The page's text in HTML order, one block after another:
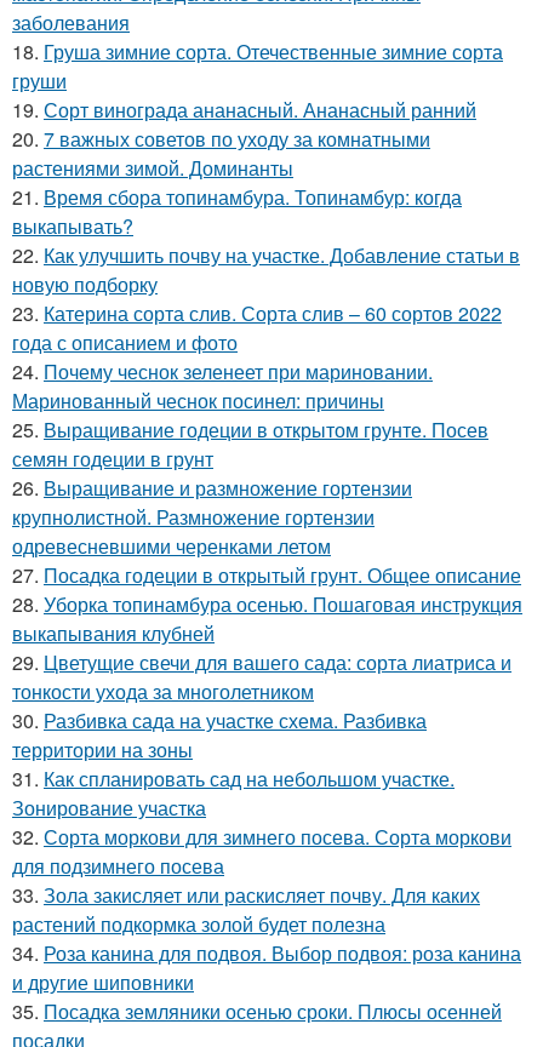
заболевания
18. Груша зимние сорта. Отечественные зимние сорта
груши
19. Сорт винограда ананасный. Ананасный ранний
20. 7 важных советов по уходу за комнатными
растениями зимой. Доминанты
21. Время сбора топинамбура. Топинамбур: когда
выкапывать?
22. Как улучшить почву на участке. Добавление статьи в
новую подборку
23. Катерина сорта слив. Сорта слив – 60 сортов 2022
года с описанием и фото
24. Почему чеснок зеленеет при мариновании.
Маринованный чеснок посинел: причины
25. Выращивание годеции в открытом грунте. Посев
семян годеции в грунт
26. Выращивание и размножение гортензии
крупнолистной. Размножение гортензии
одревесневшими черенками летом
27. Посадка годеции в открытый грунт. Общее описание
28. Уборка топинамбура осенью. Пошаговая инструкция
выкапывания клубней
29. Цветущие свечи для вашего сада: сорта лиатриса и
тонкости ухода за многолетником
30. Разбивка сада на участке схема. Разбивка
территории на зоны
31. Как спланировать сад на небольшом участке.
Зонирование участка
32. Сорта моркови для зимнего посева. Сорта моркови
для подзимнего посева
33. Зола закисляет или раскисляет почву. Для каких
растений подкормка золой будет полезна
34. Роза канина для подвоя. Выбор подвоя: роза канина
и другие шиповники
35. Посадка земляники осенью сроки. Плюсы осенней
посадки